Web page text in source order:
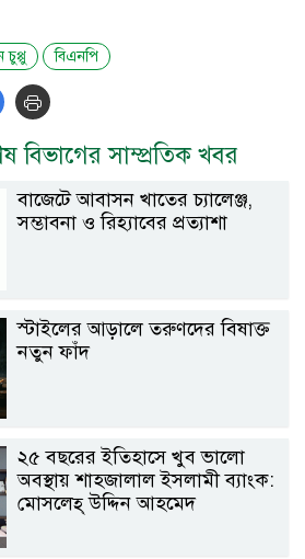
চুপ্পু বিএনপি
বিভাগের সাম্প্রতিক খবর
বাজেটে আবাসন খাতের চ্যালেঞ্জ,
সম্ভাবনা ও রিহ্যাবের প্রত্যাশা
স্টাইলের আড়ালে তরুণদের বিষাক্ত
নতুন ফাঁদ
২৫ বছরের ইতিহাসে খুব ভালো
অবস্থায় শাহজালাল ইসলামী ব্যাংক:
মোসলেহ্ উদ্দিন আহমেদ